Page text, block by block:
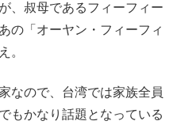
、 叔母であるフィーフィー
の「オーヤン・フィーフィ
。
なので、 台湾では家族全員
もかなり話題となっている